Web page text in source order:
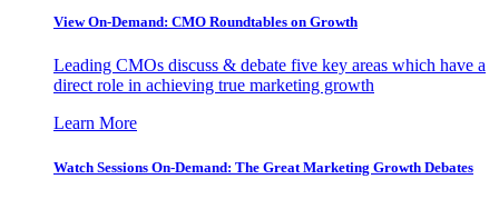
View On-Demand: CMO Roundtables on Growth
Leading CMOs discuss & debate five key areas which have a
direct role in achieving true marketing growth
Learn More
Watch Sessions On-Demand: The Great Marketing Growth Debates